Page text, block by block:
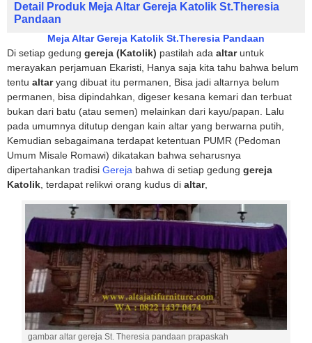
Detail Produk Meja Altar Gereja Katolik St.Theresia
Pandaan
Meja Altar Gereja Katolik St.Theresia Pandaan
Di setiap gedung gereja (Katolik) pastilah ada altaruntuk
merayakan perjamuan Ekaristi, Hanya saja kita tahu bahwa belum
tentu altaryang dibuat itu permanen, Bisa jadi altarnya belum
permanen, bisa dipindahkan, digeser kesana kemari dan terbuat
bukan dari batu (atau semen) melainkan dari kayu/papan. Lalu
pada umumnya ditutup dengan kain altar yang berwarna putih,
Kemudian sebagaimana terdapat ketentuan PUMR (Pedoman
Umum Misale Romawi) dikatakan bahwa seharusnya
dipertahankan tradisi Gereja bahwa di setiap gedung gereja
Katolik, terdapat relikwi orang kudus di altar,
gambar altar gereja St. Theresia pandaan prapaskah